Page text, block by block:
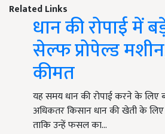
Related Links
धान की रोपाई में
सेल्फ प्रोपेल्ड
कीमत
यह समय धान की रोपाई करने के
अधिकतर किसान धान की खेती के
ताकि उन्हें फसल का…